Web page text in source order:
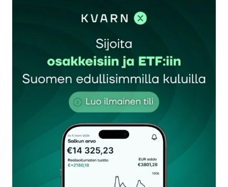
”Tässä ei ole järjen häivää. Ei ole kaupungin
tehtävä omistaa osakkeita.
Se että Kurikan kaupunki saa osinkotuottoja
kaupungin osakesijoittamiselle.
Taloudessa on aina kyse
vaihtoehtoiskustannuksesta. Jos Kurikan kaupunki
omistaa osakkeita, ovat pääomat pois yksityiseltä